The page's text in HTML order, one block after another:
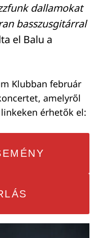
dallamokat
basszusgitárral
el Balu a
Klubban február
amelyről
érhetők el: